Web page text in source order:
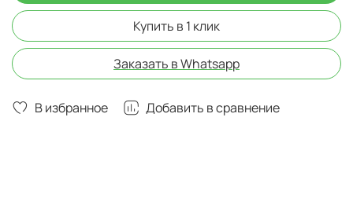
В избранное Добавить в сравнение
Купить в 1 клик
Заказать в Whatsapp